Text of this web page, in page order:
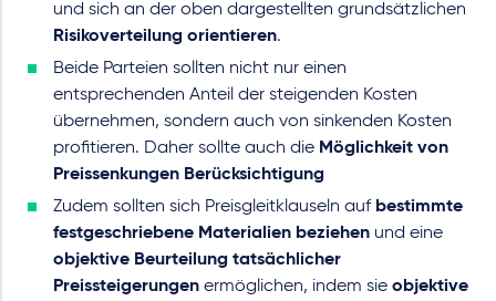
und sich an der oben dargestellten grundsätzlichen
Risikoverteilung orientieren.
Beide Parteien sollten nicht nur einen
entsprechenden Anteil der steigenden Kosten
übernehmen, sondern auch von sinkenden Kosten
profitieren. Daher sollte auch die Möglichkeit von
Preissenkungen Berücksichtigung
Zudem sollten sich Preisgleitklauseln auf bestimmte
festgeschriebene Materialien beziehen und eine
objektive Beurteilung tatsächlicher
Preissteigerungen ermöglichen, indem sie objektive